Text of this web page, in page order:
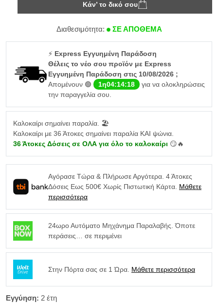
Κάν’ το δικό σου
Διαθεσιμότητα: ΣΕ ΑΠΟΘΕΜΑ
⚡ Express Εγγυημένη Παράδοση
Θέλεις το νέο σου προϊόν με Express
Εγγυημένη Παράδοση στις 10/08/2026 ;
Απομένουν 🟢
1η04:14:17
για να ολοκληρώσεις
την παραγγελία σου.
Καλοκαίρι σημαίνει παραλία. 🏖️
Καλοκαίρι με 36 Άτοκες σημαίνει παραλία ΚΑΙ ψώνια.
36 Άτοκες Δόσεις σε ΟΛΑ για όλο το καλοκαίρι 😏🔥
Αγόρασε Τώρα & Πλήρωσε Αργότερα. 4 Άτοκες
Δόσεις Εως 500€ Χωρίς Πιστωτική Κάρτα. Μάθετε
περισσότερα
24ωρο Αυτόματο Μηχάνημα Παραλαβής. Όποτε
περάσεις… σε περιμένει
Στην Πόρτα σας σε 1 Ώρα. Μάθετε περισσότερα
Εγγύηση: 2 έτη